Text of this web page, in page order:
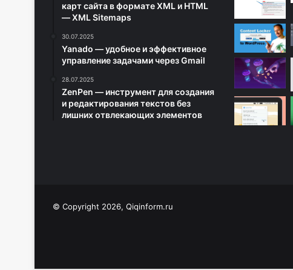
карт сайта в формате XML и HTML
— XML Sitemaps
30.07.2025
Yanado — удобное и эффективное
управление задачами через Gmail
28.07.2025
ZenPen — инструмент для создания
и редактирования текстов без
лишних отвлекающих элементов
© Copyright 2026, Qiqinform.ru